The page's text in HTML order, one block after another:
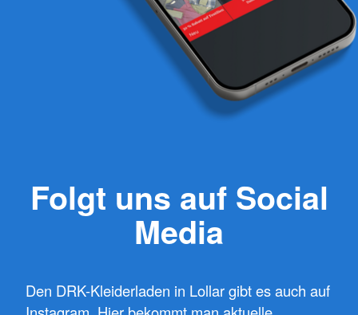
Folgt uns auf Social
Media
Den DRK-Kleiderladen in Lollar gibt es auch auf